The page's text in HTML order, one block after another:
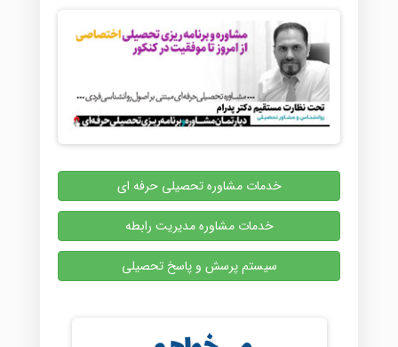
خدمات مشاوره تحصیلی حرفه ای
خدمات مشاوره مدیریت رابطه
سیستم پرسش و پاسخ تحصیلی